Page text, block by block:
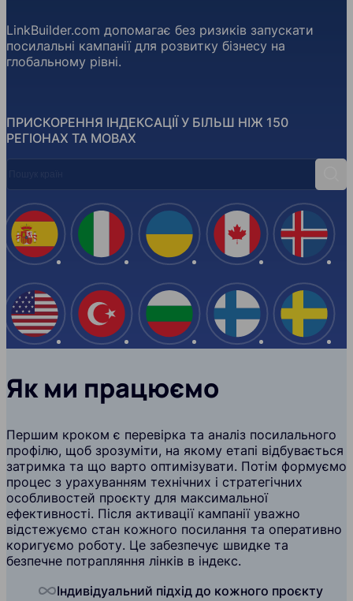
ПРИСКОРЕННЯ ІНДЕКСАЦІЇ У БІЛЬШ НІЖ 150
РЕГІОНАХ ТА МОВАХ
LinkBuilder.com допомагає без ризиків запускати
посилальні кампанії для розвитку бізнесу на
глобальному рівні.
Іспанія
США
Італія
Туреччина
Україна
Болгарія
Канада
Фінляндія
Ісландія
Швеція
Як ми працюємо
Першим кроком є перевірка та аналіз посилального
профілю, щоб зрозуміти, на якому етапі відбувається
затримка та що варто оптимізувати. Потім формуємо
процес з урахуванням технічних і стратегічних
особливостей проєкту для максимальної
ефективності. Після активації кампанії уважно
відстежуємо стан кожного посилання та оперативно
коригуємо роботу. Це забезпечує швидке та
безпечне потрапляння лінків в індекс.
Індивідуальний підхід до кожного проєкту